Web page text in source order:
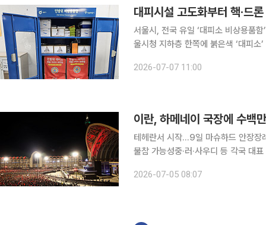
서울시, 전국 유일 ‘대피소 비상용품함’
울시청 지하층 한쪽에 붉은색 ‘대피
치세트, 은박담요 등 생존 필수품과
2026-07-07 11:00
이란, 하메네이 국장에 수백
테헤란서 시작…9일 마슈하드 안장장
불참 가능성중·러·사우디 등 각국 대표 참석보복론
주일간 이어지는 대규모 국장을 통해
2026-07-05 08:07